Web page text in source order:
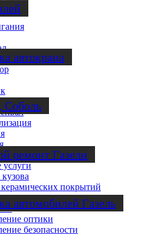
автокрана
Соболь
ремонт Газели
автомобилей Газель
услуги
покрытий
оптики
безопасности